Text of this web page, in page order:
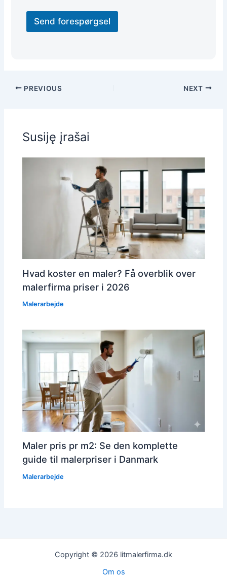
i
Send forespørgsel
PREVIOUS NEXT
Susiję įrašai
Hvad koster en maler? Få overblik over
malerfirma priser i 2026
Malerarbejde
Maler pris pr m2: Se den komplette
guide til malerpriser i Danmark
Malerarbejde
Copyright © 2026 litmalerfirma.dk
Om os